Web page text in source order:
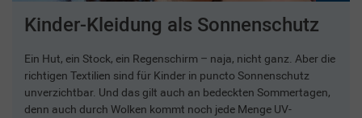
Kinder-Kleidung als Sonnenschutz
Ein Hut, ein Stock, ein Regenschirm – naja, nicht ganz. Aber die
richtigen Textilien sind für Kinder in puncto Sonnenschutz
unverzichtbar. Und das gilt auch an bedeckten Sommertagen,
denn auch durch Wolken kommt noch jede Menge UV-